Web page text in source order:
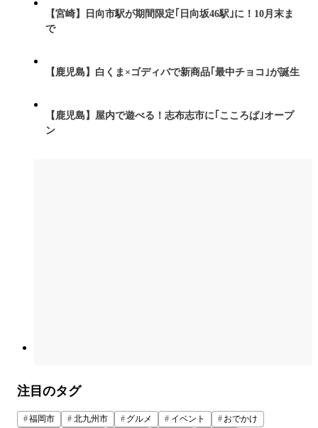
【宮崎】日向市駅が期間限定｢日向坂46駅｣に！10月末ま
で
【鹿児島】白くま×ゴディバで新商品｢最中チョコ｣が誕生
【鹿児島】屋内で遊べる！志布志市に｢こころば｣オープ
ン
注目のタグ
福岡市 北九州市 グルメ イベント
おでかけ